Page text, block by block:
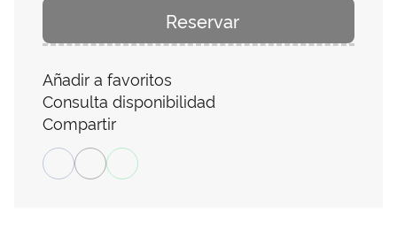
Reservar
Añadir a favoritos
Consulta disponibilidad
Compartir